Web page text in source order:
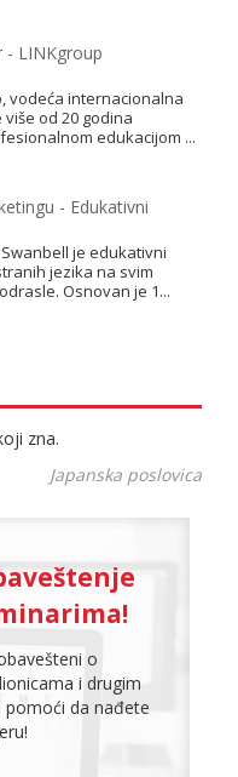
- LINKgroup
vodeća internacionalna
od 20 godina
edukacijom ...
- Edukativni
je edukativni
jezika na svim
Osnovan je 1...
zna.
Japanska poslovica
o
i drugim
da nađete